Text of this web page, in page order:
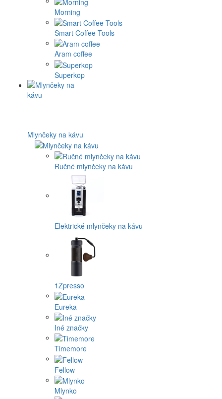
Morning
Smart Coffee Tools
Aram coffee
Superkop
Mlynčeky na kávu
Ručné mlynčeky na kávu
Elektrické mlynčeky na kávu
1Zpresso
Eureka
Iné značky
Timemore
Fellow
Mlynko